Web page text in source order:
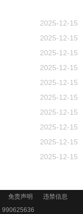
2025-12-15
2025-12-15
2025-12-15
2025-12-15
2025-12-15
2025-12-15
2025-12-15
2025-12-15
2025-12-15
2025-12-15
免责声明
违禁信息
990625636